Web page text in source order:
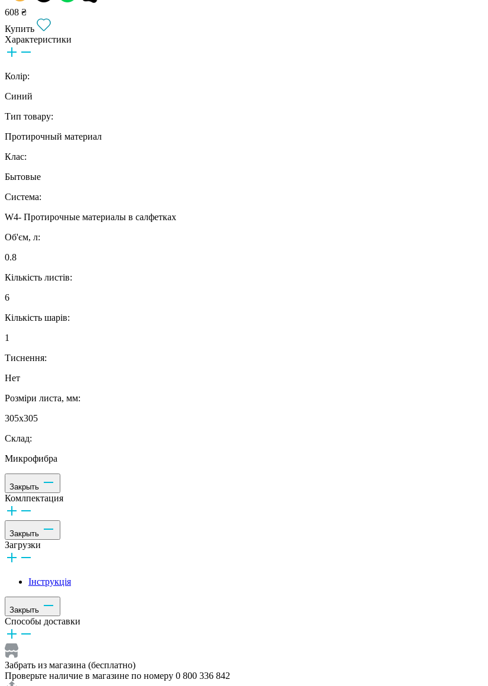
608 ₴
Купить
Характеристики
Колір:
Синий
Тип товару:
Протирочный материал
Клас:
Бытовые
Система:
W4- Протирочные материалы в салфетках
Об'єм, л:
0.8
Кількість листів:
6
Кількість шарів:
1
Тиснення:
Нет
Розміри листа, мм:
305х305
Склад:
Микрофибра
Закрыть
Комлпектация
Закрыть
Загрузки
Інструкція
Закрыть
Способы доставки
Забрать из магазина (бесплатно)
Проверьте наличие в магазине по номеру 0 800 336 842